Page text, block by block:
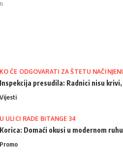
KO ĆE ODGOVARATI ZA ŠTETU
Inspekcija presudila: Radnici nisu
Vijesti
U ULICI RADE BITANGE 34
Korica: Domaći okusi u modernom
Promo